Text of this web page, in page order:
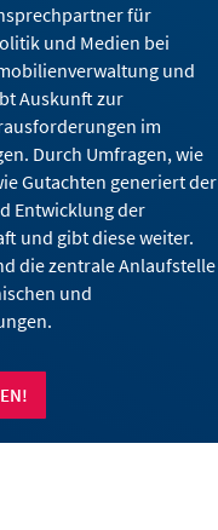
für
und Medien bei
und
Auskunft zur
im
Durch Umfragen, wie
Gutachten generiert der
Entwicklung der
und gibt diese weiter.
die zentrale Anlaufstelle
und